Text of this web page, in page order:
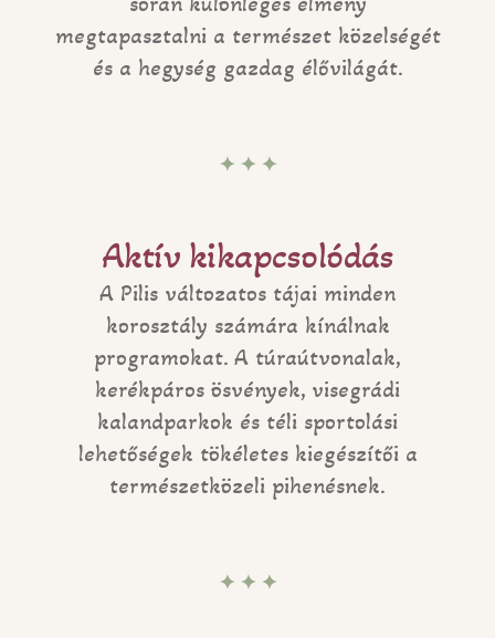
megtapasztalni a természet közelségét
és a hegység gazdag élővilágát.
✦ ✦ ✦
Aktív kikapcsolódás
A Pilis változatos tájai minden
korosztály számára kínálnak
programokat. A túraútvonalak,
kerékpáros ösvények, visegrádi
kalandparkok és téli sportolási
lehetőségek tökéletes kiegészítői a
természetközeli pihenésnek.
✦ ✦ ✦